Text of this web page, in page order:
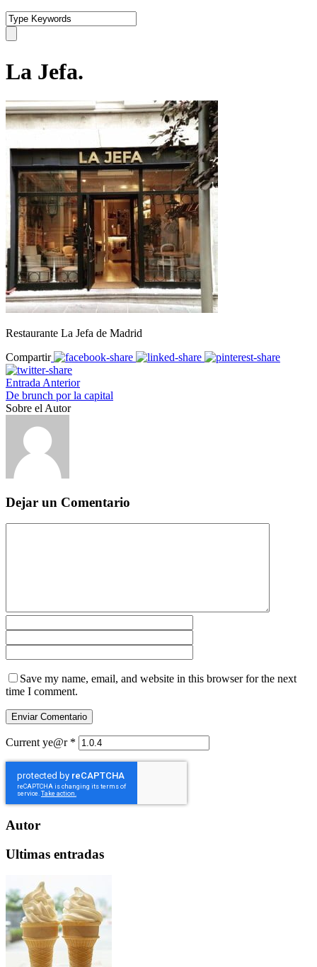
La Jefa.
Restaurante La Jefa de Madrid
Compartir
Entrada Anterior
De brunch por la capital
Sobre el Autor
Dejar un Comentario
Save my name, email, and website in this browser for the next
time I comment.
Current ye@r *
Autor
Ultimas entradas